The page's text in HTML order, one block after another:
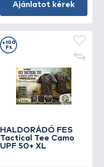
Ajánlatot kérek
HALDORÁDÓ FES
Tactical Tee Camo
UPF 50+ XL
+100
Ft